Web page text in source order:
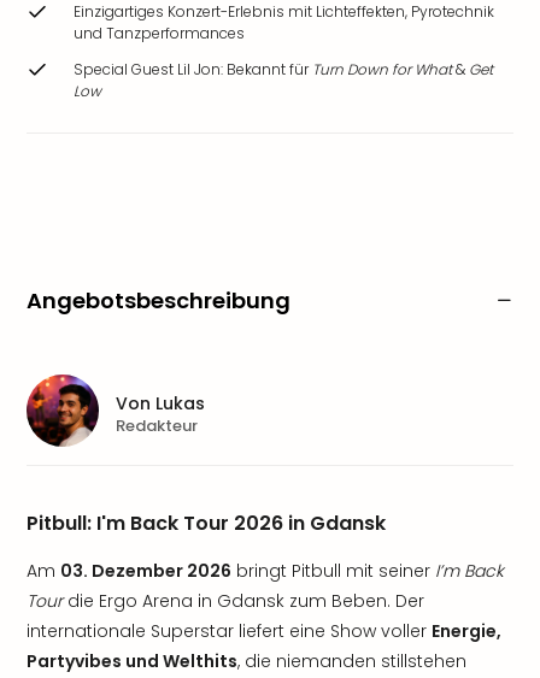
Einzigartiges Konzert-Erlebnis mit Lichteffekten, Pyrotechnik
und Tanzperformances
Special Guest Lil Jon: Bekannt für Turn Down for What& Get
Low
Angebotsbeschreibung
Pitbull: I'm Back Tour 2026 in Gdansk
Am 03. Dezember 2026 bringt Pitbull mit seiner I’m Back
Tourdie Ergo Arena in Gdansk zum Beben. Der
internationale Superstar liefert eine Show voller Energie,
Partyvibes und Welthits, die niemanden stillstehen
Von Lukas
Redakteur